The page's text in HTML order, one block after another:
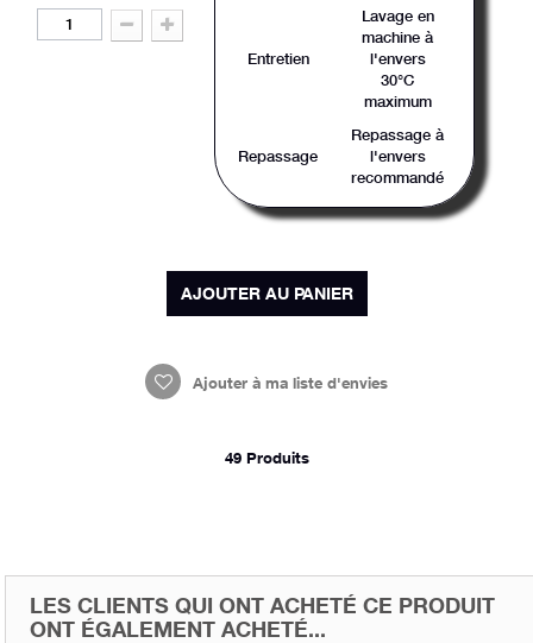
Entretien
Lavage en
machine à
l'envers
30°C
maximum
Repassage
Repassage à
l'envers
recommandé
AJOUTER AU PANIER
Ajouter à ma liste d'envies
49 Produits
LES CLIENTS QUI ONT ACHETÉ CE PRODUIT
ONT ÉGALEMENT ACHETÉ...